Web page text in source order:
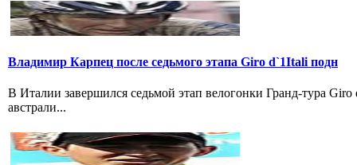
Владимир Карпец после седьмого этапа Giro d`1Itali подн
В Италии завершился седьмой этап велогонки Гранд-тура
австрали...